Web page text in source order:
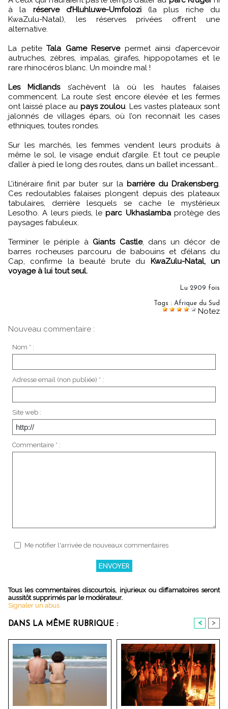
à la réserve d’Hluhluwe-Umfolozi(la plus riche du
KwaZulu-Natal), les réserves privées offrent une
alternative.
La petiteTala Game Reservepermet ainsi d’apercevoir
autruches, zèbres, impalas, girafes, hippopotames et le
rare rhinocéros blanc. Un moindre mal !
Les Midlandss’achèvent là où les hautes falaises
commencent. La route s’est encore élevée et les fermes
ont laissé place au pays zoulou. Les vastes plateaux sont
jalonnés de villages épars, où l’on reconnait les cases
ethniques, toutes rondes.
Sur les marchés, les femmes vendent leurs produits à
même le sol, le visage enduit d’argile. Et tout ce peuple
d’aller à pied le long des routes, dans un ballet incessant...
L’itinéraire finit par buter sur la barrière du Drakensberg.
Ces redoutables falaises plongent depuis des plateaux
tabulaires, derrière lesquels se cache le mystérieux
Lesotho. A leurs pieds, leparc Ukhaslambaprotège des
paysages fabuleux.
Terminer le périple à Giants Castle, dans un décor de
barres rocheuses parcouru de babouins et d’élans du
Cap, confirme la beauté brute du KwaZulu-Natal, un
voyage à lui tout seul.
Lu 2909 fois
Tags : Afrique du Sud
Notez
Nouveau commentaire :
Nom * :
Adresse email (non publiée) * :
Site web :
Commentaire * :
Me notifier l'arrivée de nouveaux commentaires
Tous les commentaires discourtois, injurieux ou diffamatoires seront
aussitôt supprimés par le modérateur.
Signaler un abus
DANS LA MÊME RUBRIQUE : < >